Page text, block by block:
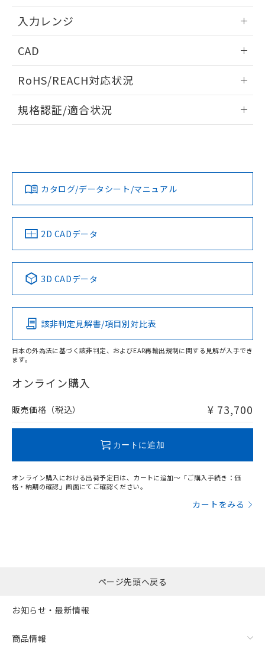
入力レンジ
CAD
ドすることができます。
ログイン/会員登録
ダウンロードデータをご利用いただく前に、以下を必ずお読
みください。
ソフトウェアの使用条件
RoHS/REACH対応状況
EU RoHS 注意事項・凡例
対応済み
中国 RoHS 注意事項・凡例
Pb Hg Cd Cr(VI)
O
在庫等で未対応品が混在する可能性があります。
問い合わせください。
規格認証/適合状況
LR型式承認
（イギリス
船舶規格）
DNV型式承認
（ノルウェー
BV型式承認
（フランス
KR型式
（韓国
No No No No
この製品の規格認証/適合状況ページへ
その他の認証はこちらのページからご検索ください
カタログ/データシート/マニュアル
2D CADデータ
3D CADデータ
該非判定見解書/項目別対比表
日本の外為法に基づく該非判定、およびEAR再輸出規制に関する見解が入手でき
ます。
オンライン購入
販売価格（税込） ¥ 73,700
カートに追加
オンライン購入における出荷予定日は、カートに追加～「ご購入手続き：価
格・納期の確認」画面にてご確認ください。
カートをみる
ページ先頭へ戻る
お知らせ・最新情報
商品情報